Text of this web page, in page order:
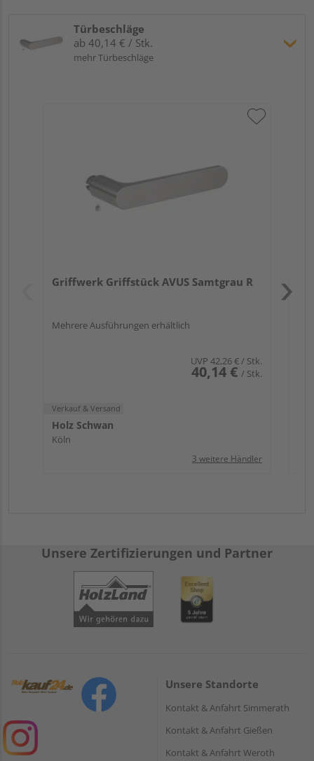
Türbeschläge
ab 40,14 € / Stk.
mehr Türbeschläge
Griffwerk Griffstück AVUS Samtgrau R
Mehrere Ausführungen erhältlich
UVP 42,26 €/ Stk.
40,14 € / Stk.
Verkauf & Versand
Holz Schwan
Köln
3 weitere Händler
Unsere Zertifizierungen und Partner
Unsere Standorte
Kontakt & Anfahrt Simmerath
Kontakt & Anfahrt Gießen
Kontakt & Anfahrt Weroth